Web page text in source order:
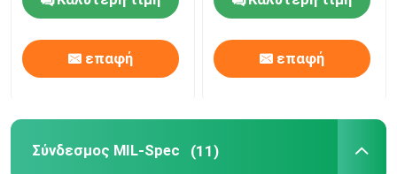
Χρυσαφένιο
Χρυσαφένιο Πινάκια
IP68 Αδιάβροχα -55°C
έως 125°Cεπαφή επαφή
Σύνδεσμος MIL-Spec (11)